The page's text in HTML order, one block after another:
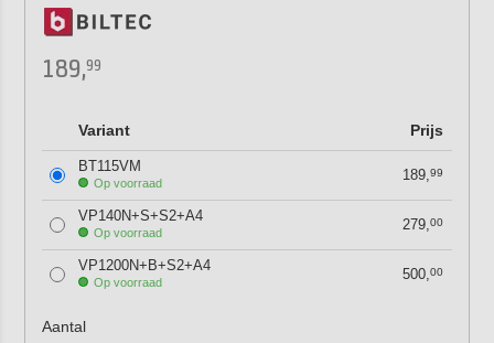
189,99
Variant Prijs
BT115VM
Op voorraad 189,99
VP140N+S+S2+A4
Op voorraad 279,00
VP1200N+B+S2+A4
Op voorraad 500,00
Aantal